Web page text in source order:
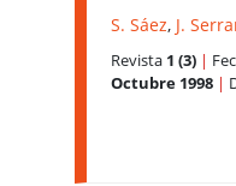
S. Sáez, J.
Revista 1 (3) |
Octubre 1998 |